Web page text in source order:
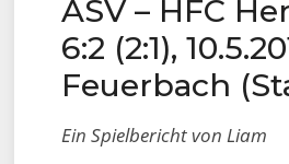
on
ASV – HFC
6:2 (2:1),
Feuerbach
Ein Spielbericht von Liam